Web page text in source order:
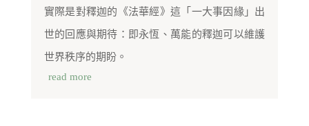
實際是對釋迦的《法華經》這「一大事因緣」出
世的回應與期待：即永恆、萬能的釋迦可以維護
世界秩序的期盼。
read more